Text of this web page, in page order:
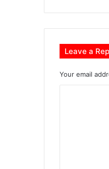
न
प्रा
Leave a
Your email